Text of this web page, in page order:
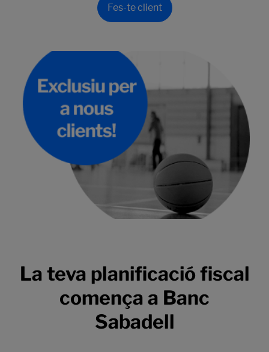
Fes-te client
La teva planificació fiscal
comença a Banc
Sabadell